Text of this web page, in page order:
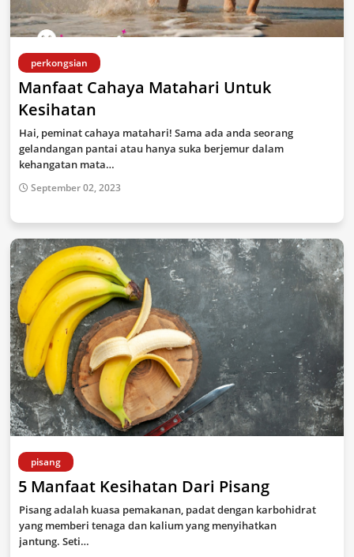
perkongsian
Manfaat Cahaya Matahari Untuk
Kesihatan
Hai, peminat cahaya matahari! Sama ada anda seorang
gelandangan pantai atau hanya suka berjemur dalam
kehangatan mata…
September 02, 2023
pisang
5 Manfaat Kesihatan Dari Pisang
Pisang adalah kuasa pemakanan, padat dengan karbohidrat
yang memberi tenaga dan kalium yang menyihatkan
jantung. Seti…